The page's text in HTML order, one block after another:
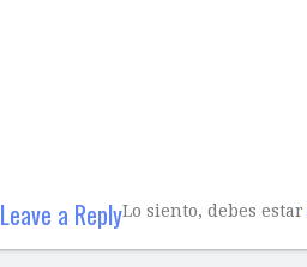
Leave a ReplyLo siento, debes estar